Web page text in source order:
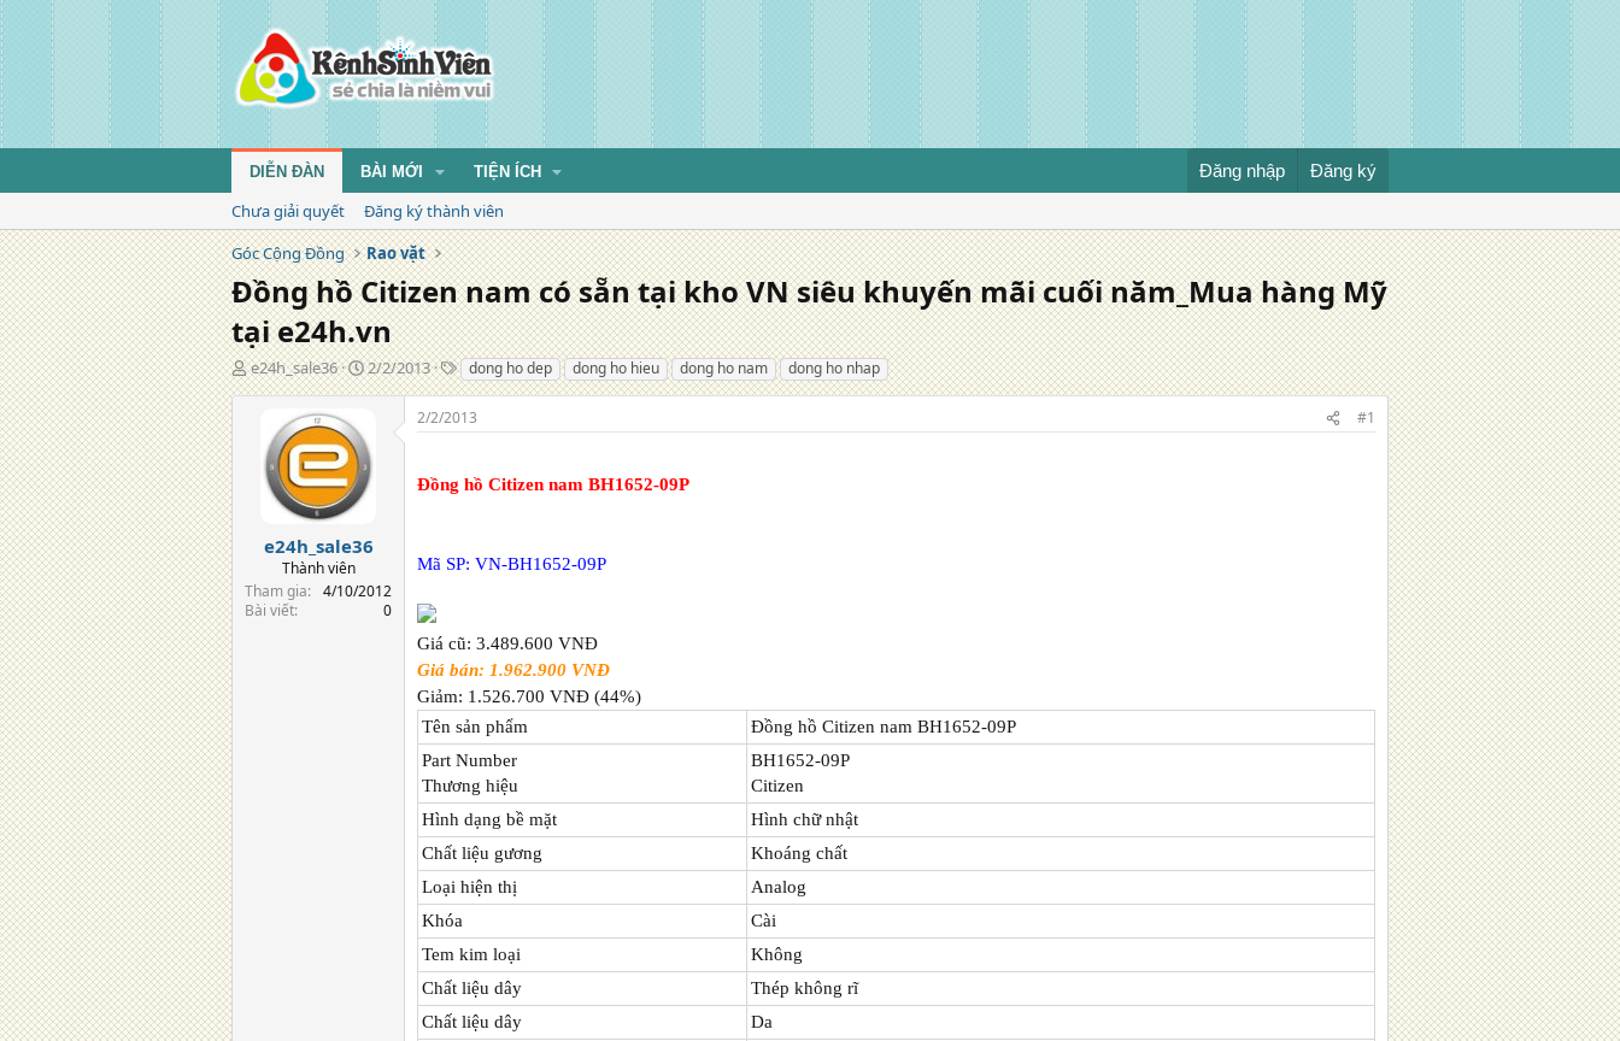
DIỄN ĐÀN BÀI MỚI TIỆN ÍCH Đăng nhập Đăng ký
Chưa giải quyết
Đăng ký thành viên
Góc Cộng Đồng
Rao vặt
Đồng hồ Citizen nam có sẵn tại kho VN siêu khuyến mãi cuối năm_Mua hàng Mỹ
tại e24h.vn
T
á
e24h_sale36
N
g
đ
ă
n
2/2/2013
T
ừ
k
h
a
dong ho dep dong ho hieu dong ho nam dong ho nhap
e24h_sale36
Thành viên
Tham gia
4/10/2012
Bài viết
0
2/2/2013 #1
Đồng hồ Citizen nam BH1652-09P
Mã SP: VN-BH1652-09P
Giá cũ: 3.489.600 VNĐ
Giá bán: 1.962.900 VNĐ
Giảm: 1.526.700 VNĐ (44%)
Tên sản phẩm
Đồng hồ Citizen nam BH1652-09P
Part Number
Thương hiệu
BH1652-09P
Citizen
Hình dạng bề mặt
Hình chữ nhật
Chất liệu gương
Khoáng chất
Loại hiện thị
Analog
Khóa
Cài
Tem kim loại
Không
Chất liệu dây
Thép không rĩ
Chất liệu dây
Da